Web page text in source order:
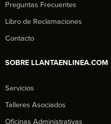
Preguntas Frecuentes
Libro de Reclamaciones
Contacto
SOBRE LLANTAENLINEA.COM
Servicios
Talleres Asociados
Oficinas Administrativas